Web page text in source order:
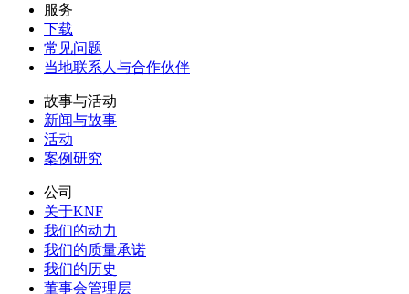
服务
下载
常见问题
当地联系人与合作伙伴
故事与活动
新闻与故事
活动
案例研究
公司
关于KNF
我们的动力
我们的质量承诺
我们的历史
董事会管理层